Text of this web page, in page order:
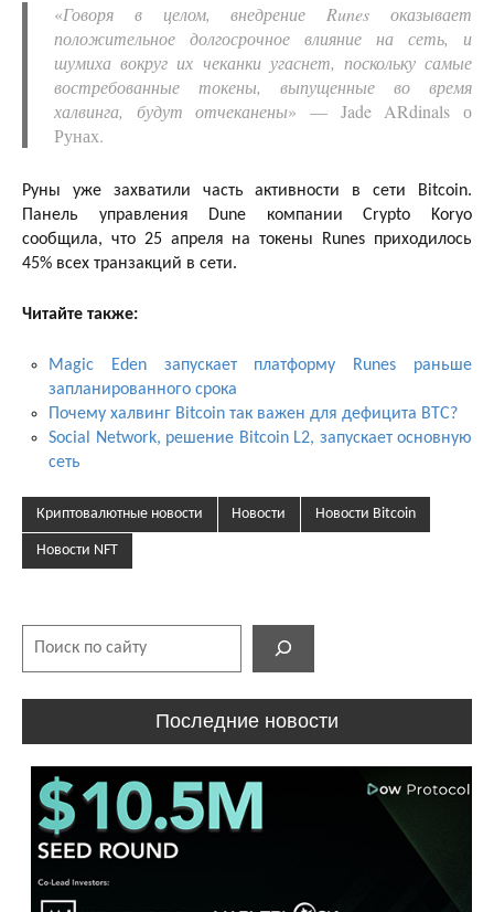
«Говоря в целом, внедрение Runes оказывает
положительное долгосрочное влияние на сеть, и
шумиха вокруг их чеканки угаснет, поскольку самые
востребованные токены, выпущенные во время
халвинга, будут отчеканены» — Jade ARdinals о
Рунах.
Руны уже захватили часть активности в сети Bitcoin.
Панель управления Dune компании Crypto Koryo
сообщила, что 25 апреля на токены Runes приходилось
45% всех транзакций в сети.
Читайте также:
Magic Eden запускает платформу Runes раньше
запланированного срока
Почему халвинг Bitcoin так важен для дефицита BTC?
Social Network, решение Bitcoin L2, запускает основную
сеть
Криптовалютные новости Новости Новости Bitcoin
Новости NFT
Последние новости